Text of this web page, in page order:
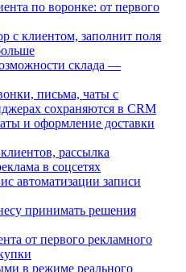
по воронке: от первого
с клиентом, заполнит поля
склада —
письма, чаты с
сохраняются в CRM
и оформление доставки
рассылка
в соцсетях
автоматизации записи
принимать решения
от первого рекламного
в режиме реального